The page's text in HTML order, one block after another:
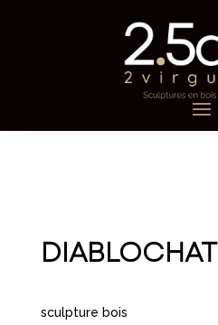
DIABLOCHAT
sculpture bois